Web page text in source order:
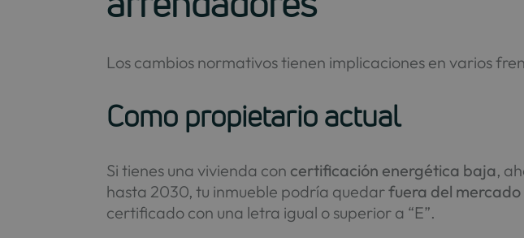
Los cambios normativos tienen implicaciones en varios
Como propietario actual
Si tienes una vivienda con certificación energética baja,
hasta 2030, tu inmueble podría quedarfuera del
certificado con una letra igual o superior a “E”.